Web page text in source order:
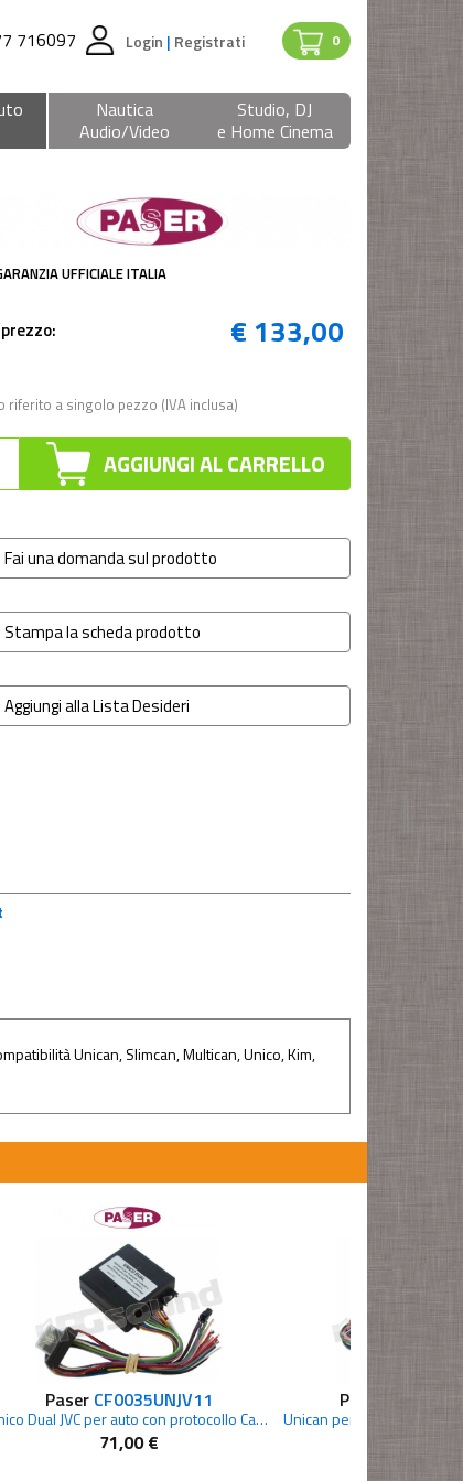
0
716097 Login | Registrati
Nautica
Audio/Video
Studio, DJ
e Home Cinema
UFFICIALE ITALIA
€ 133,00
riferito a singolo pezzo (IVA inclusa)
AGGIUNGI AL CARRELLO
Fai una domanda sul prodotto
Stampa la scheda prodotto
Aggiungi alla Lista Desideri
Unican, Slimcan, Multican, Unico, Kim,
Paser CF0035UNJV11
Unico Dual JVC per auto con protocollo Canbus,Kbus e resistivo
71,00 €
Paser
67,00 €